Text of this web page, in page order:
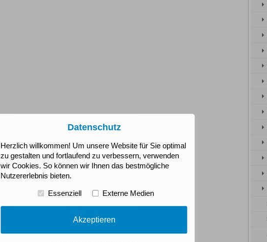
Datenschutz
Herzlich willkommen! Um unsere Website für Sie optimal
zu gestalten und fortlaufend zu verbessern, verwenden
wir Cookies. So können wir Ihnen das bestmögliche
Nutzererlebnis bieten.
Essenziell Externe Medien
Akzeptieren